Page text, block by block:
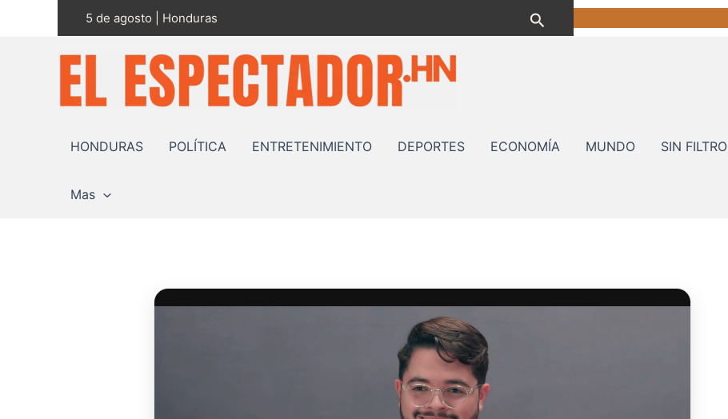
5 de agosto | Honduras Buscar
HONDURAS POLÍTICA ENTRETENIMIENTO DEPORTES ECONOMÍA MUNDO SIN FILTRO
Mas